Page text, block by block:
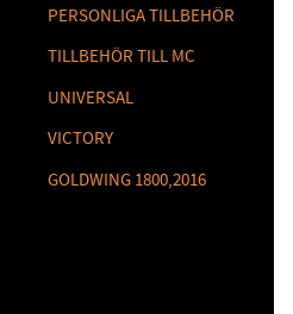
PERSONLIGA TILLBEHÖR
TILLBEHÖR TILL MC
UNIVERSAL
VICTORY
GOLDWING 1800,2016